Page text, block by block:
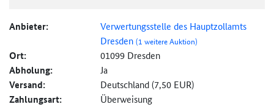
Anbieter:
Verwertungsstelle des Hauptzollamts
Dresden(1 weitere Auktion)
Ort: 01099 Dresden
Abholung: Ja
Versand: Deutschland (7,50 EUR)
Zahlungsart: Überweisung